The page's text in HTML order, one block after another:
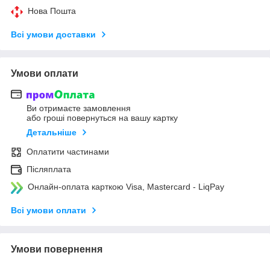
Нова Пошта
Всі умови доставки
Умови оплати
Ви отримаєте замовлення
або гроші повернуться на вашу картку
Детальніше
Оплатити частинами
Післяплата
Онлайн-оплата карткою Visa, Mastercard - LiqPay
Всі умови оплати
Умови повернення